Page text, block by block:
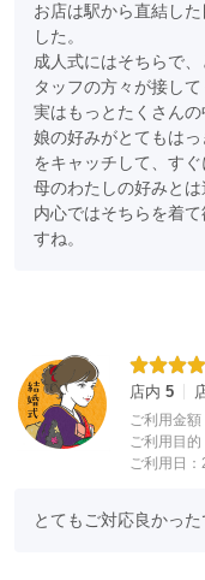
お店は駅から直結し
した。
成人式にはそちらで
タッフの方々が接し
実はもっとたくさんの
娘の好みがとてもは
をキャッチして、すぐ
母のわたしの好みとは
内心ではそちらを着
すね。
店内 5
ご利用金額
ご利用目的
ご利用日
とてもご対応良かった